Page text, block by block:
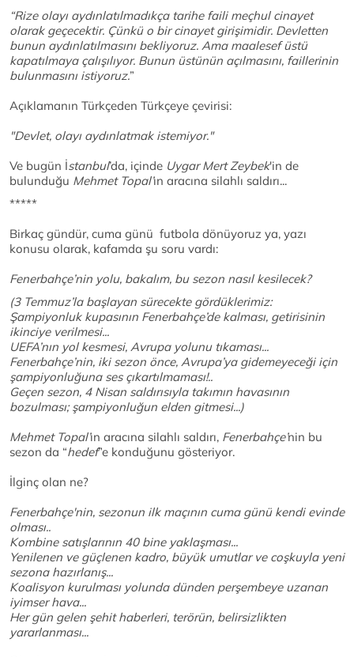
“Rize olayı aydınlatılmadıkça tarihe faili meçhul cinayet
olarak geçecektir. Çünkü o bir cinayet girişimidir. Devletten
bunun aydınlatılmasını bekliyoruz. Ama maalesef üstü
kapatılmaya çalışılıyor. Bunun üstünün açılmasını, faillerinin
bulunmasını istiyoruz.”
Açıklamanın Türkçeden Türkçeye çevirisi:
"Devlet, olayı aydınlatmak istemiyor."
Ve bugün İstanbul’da, içinde Uygar Mert Zeybek'in de
bulunduğu Mehmet Topal’ın aracına silahlı saldırı...
*****
Birkaç gündür, cuma günü futbola dönüyoruz ya, yazı
konusu olarak, kafamda şu soru vardı:
Fenerbahçe’nin yolu, bakalım, bu sezon nasıl kesilecek?
(3 Temmuz’la başlayan sürecekte gördüklerimiz:
Şampiyonluk kupasının Fenerbahçe’de kalması, getirisinin
ikinciye verilmesi...
UEFA’nın yol kesmesi, Avrupa yolunu tıkaması...
Fenerbahçe’nin, iki sezon önce, Avrupa’ya gidemeyeceği için
şampiyonluğuna ses çıkartılmaması!..
Geçen sezon, 4 Nisan saldırısıyla takımın havasının
bozulması; şampiyonluğun elden gitmesi...)
Mehmet Topal’ın aracına silahlı saldırı, Fenerbahçe’nin bu
sezon da “hedef”e konduğunu gösteriyor.
İlginç olan ne?
Fenerbahçe'nin, sezonun ilk maçının cuma günü kendi evinde
olması..
Kombine satışlarının 40 bine yaklaşması...
Yenilenen ve güçlenen kadro, büyük umutlar ve coşkuyla yeni
sezona hazırlanış...
Koalisyon kurulması yolunda dünden perşembeye uzanan
iyimser hava...
Her gün gelen şehit haberleri, terörün, belirsizlikten
yararlanması...